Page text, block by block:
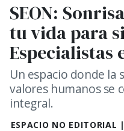
ESPACIO NO EDITORIAL |
SEON:
tu vida para
Especialistas
Un espacio donde la
valores humanos se
integral.